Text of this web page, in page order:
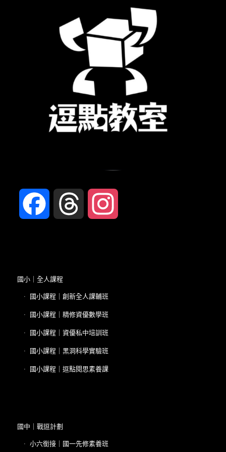
Facebook Threads
國小｜全人課程
國小課程｜創新全人課輔班
國小課程｜精修資優數學班
國小課程｜資優私中培訓班
國小課程｜黑洞科學實驗班
國小課程｜逗點閱思素養課
國中｜戰逗計劃
小六銜接｜國一先修素養班